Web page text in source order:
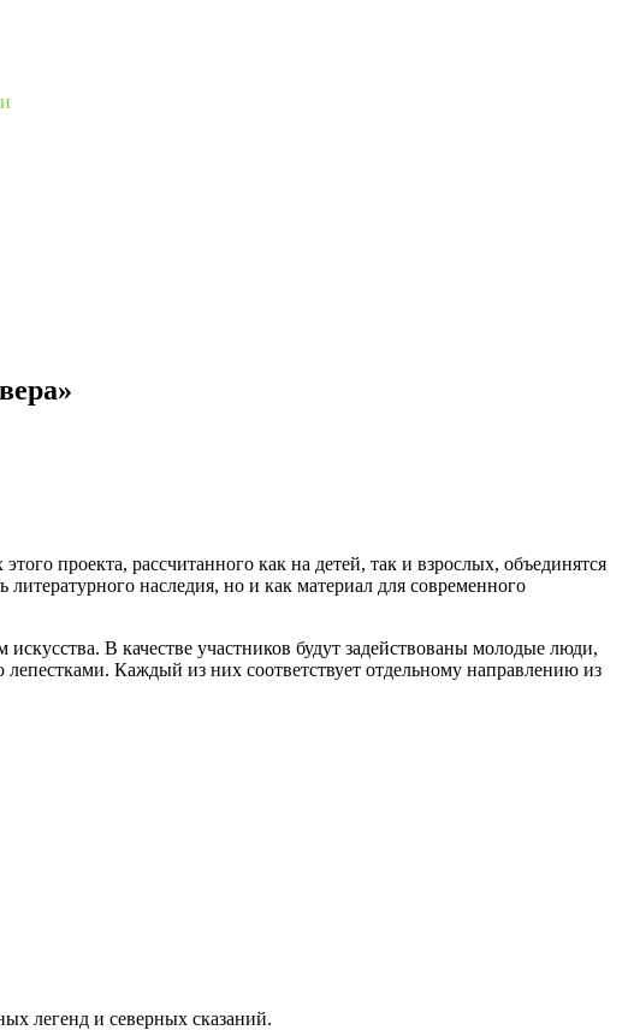
проекта, рассчитанного как на детей, так и взрослых, объединятся
наследия, но и как материал для современного
В качестве участников будут задействованы молодые люди,
Каждый из них соответствует отдельному направлению из
легенд и северных сказаний.